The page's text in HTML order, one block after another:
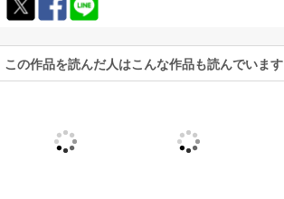
この作品を読んだ人はこんな作品も読んでいます